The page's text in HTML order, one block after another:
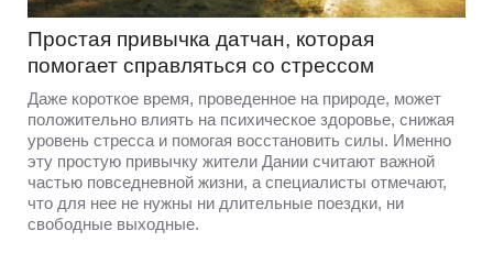
Простая привычка датчан, которая
помогает справляться со стрессом
Даже короткое время, проведенное на природе, может
положительно влиять на психическое здоровье, снижая
уровень стресса и помогая восстановить силы. Именно
эту простую привычку жители Дании считают важной
частью повседневной жизни, а специалисты отмечают,
что для нее не нужны ни длительные поездки, ни
свободные выходные.